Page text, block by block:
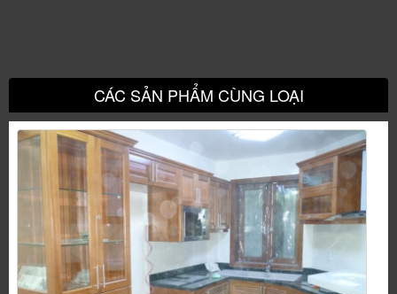
CÁC SẢN PHẨM CÙNG LOẠI